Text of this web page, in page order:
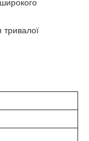
тривалої